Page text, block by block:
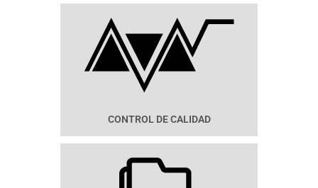
CONTROL DE CALIDAD